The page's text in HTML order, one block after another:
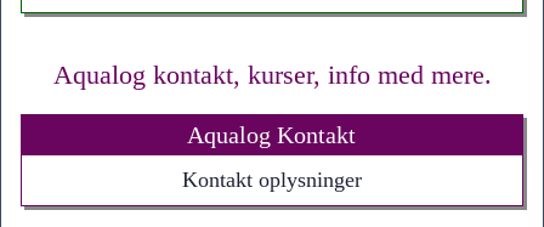
Aqualog kontakt, kurser, info med mere.
Aqualog Kontakt
Kontakt oplysninger